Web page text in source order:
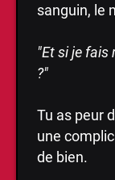
sanguin, le
"Et si je fais
?"
Tu as peur
une
de bien.